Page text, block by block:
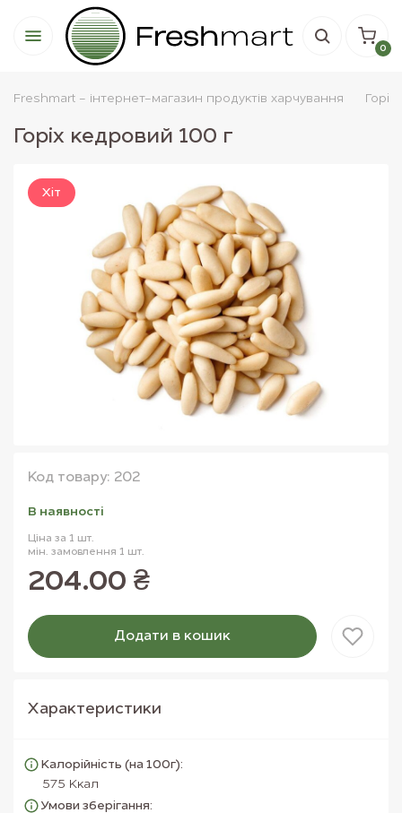
0
Freshmart - інтернет-магазин продуктів харчування
Горіх кедровий 100 г
Хiт
Код товару: 202
В наявностi
Ціна за 1 шт.
мін. замовлення 1 шт.
204.00 ₴
Додати в кошик
Товар доданий в кошик
Характеристики
Калорійність (на 100г):
575 Ккал
Умови зберігання: